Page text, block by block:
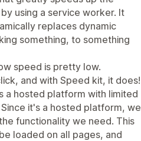
using a service worker. It
replaces dynamic
something, to something
speed is pretty low.
and with Speed kit, it does!
a hosted platform with limited
it's a hosted platform, we
functionality we need. This
loaded on all pages, and